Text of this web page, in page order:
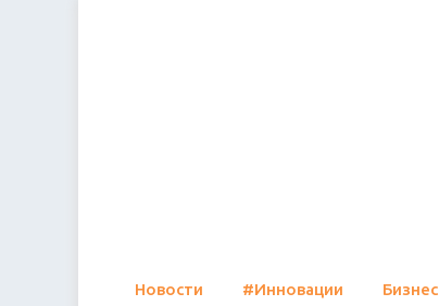
Новости #Инновации Бизнес